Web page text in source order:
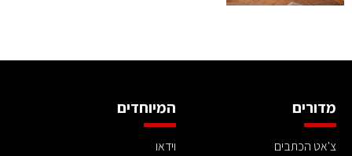
מדורים
צ'אט הכתבים
המיוחדים
וידאו